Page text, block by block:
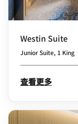
Westin Suite
Junior Suite, 1 King
查看更多